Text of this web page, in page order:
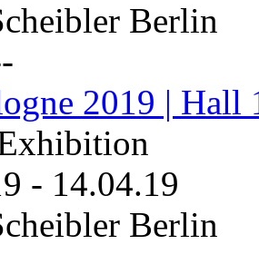
Berlin
2019 | Hall
- 14.04.19
Berlin